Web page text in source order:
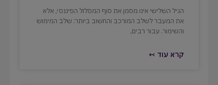
הגיל השלישי אינו מסמן את סוף המסלול הפיננסי, אלא
את המעבר לשלב המורכב והחשוב ביותר: שלב המימוש
והשימור. עבור רבים,
קרא עוד ↢